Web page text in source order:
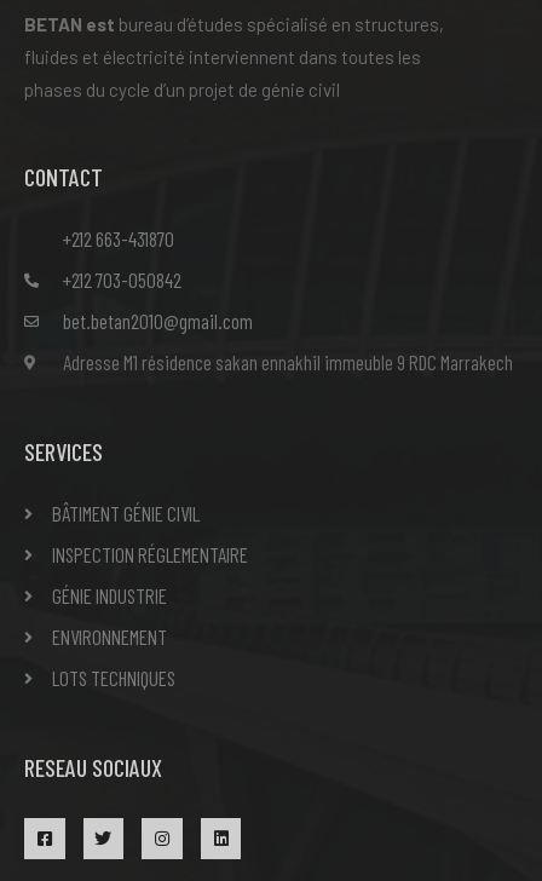
BETAN est bureau d’études spécialisé en structures,
fluides et électricité interviennent dans toutes les
phases du cycle d’un projet de génie civil
CONTACT
+212 663-431870
+212 703-050842
bet.betan2010@gmail.com
Adresse M1 résidence sakan ennakhil immeuble 9 RDC Marrakech
SERVICES
BÂTIMENT GÉNIE CIVIL
INSPECTION RÉGLEMENTAIRE
GÉNIE INDUSTRIE
ENVIRONNEMENT
LOTS TECHNIQUES
RESEAU SOCIAUX